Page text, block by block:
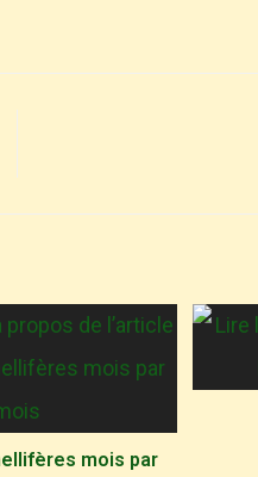
mois par